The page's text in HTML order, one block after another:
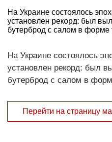
На Украине состоялось
установлен рекорд: был
бутерброд с салом в форме
На Украине состоялось
установлен рекорд: был
бутерброд с салом в
Перейти на страницу